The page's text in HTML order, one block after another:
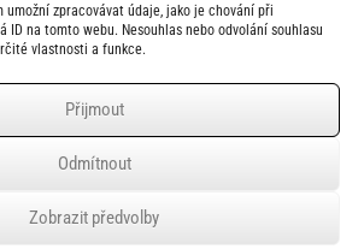
zpracovávat údaje, jako je chování při
ID na tomto webu. Nesouhlas nebo odvolání souhlasu
vlastnosti a funkce.
Přijmout
Odmítnout
Zobrazit předvolby
Detail